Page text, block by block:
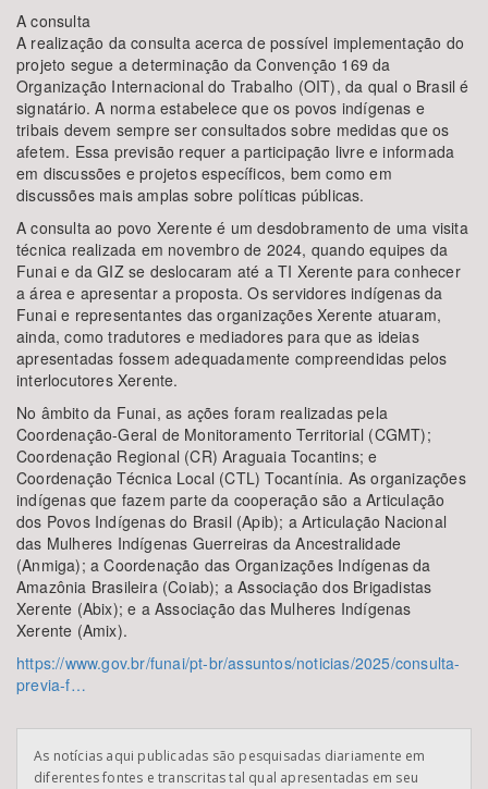
A consulta
A realização da consulta acerca de possível implementação do
projeto segue a determinação da Convenção 169 da
Organização Internacional do Trabalho (OIT), da qual o Brasil é
signatário. A norma estabelece que os povos indígenas e
tribais devem sempre ser consultados sobre medidas que os
afetem. Essa previsão requer a participação livre e informada
em discussões e projetos específicos, bem como em
discussões mais amplas sobre políticas públicas.
A consulta ao povo Xerente é um desdobramento de uma visita
técnica realizada em novembro de 2024, quando equipes da
Funai e da GIZ se deslocaram até a TI Xerente para conhecer
a área e apresentar a proposta. Os servidores indígenas da
Funai e representantes das organizações Xerente atuaram,
ainda, como tradutores e mediadores para que as ideias
apresentadas fossem adequadamente compreendidas pelos
interlocutores Xerente.
No âmbito da Funai, as ações foram realizadas pela
Coordenação-Geral de Monitoramento Territorial (CGMT);
Coordenação Regional (CR) Araguaia Tocantins; e
Coordenação Técnica Local (CTL) Tocantínia. As organizações
indígenas que fazem parte da cooperação são a Articulação
dos Povos Indígenas do Brasil (Apib); a Articulação Nacional
das Mulheres Indígenas Guerreiras da Ancestralidade
(Anmiga); a Coordenação das Organizações Indígenas da
Amazônia Brasileira (Coiab); a Associação dos Brigadistas
Xerente (Abix); e a Associação das Mulheres Indígenas
Xerente (Amix).
https://www.gov.br/funai/pt-br/assuntos/noticias/2025/consulta-
previa-f…
As notícias aqui publicadas são pesquisadas diariamente em
diferentes fontes e transcritas tal qual apresentadas em seu